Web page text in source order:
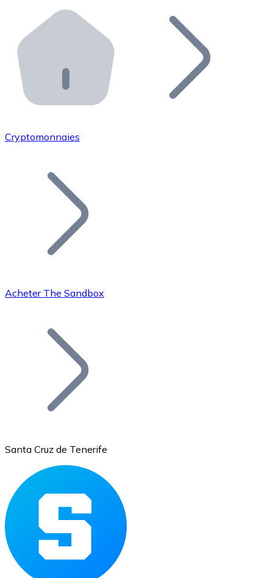
Distributeurs automatiques Bitnovo
Intégrez un ATM Bitnovo dans votre entreprise et
API Bitnovo
Intégrez notre API dans votre écosystème.
Rejoignez notre réseau de distributeurs et
Ajoutez le token de votre projet à notre service
Bitcoin
Ethereum
ETH
Cryptomonnaies
Acheter The Sandbox
Santa Cruz de Tenerife